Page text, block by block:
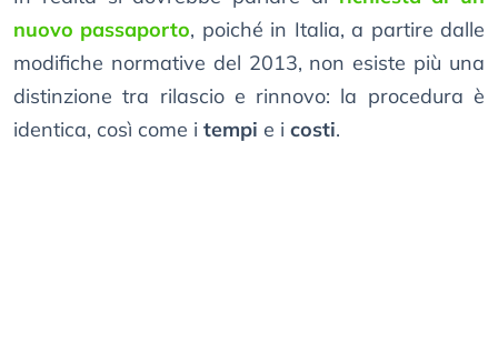
nuovo passaporto, poiché in Italia, a partire dalle
modifiche normative del 2013, non esiste più una
distinzione tra rilascio e rinnovo: la procedura è
identica, così come i tempi e i costi.